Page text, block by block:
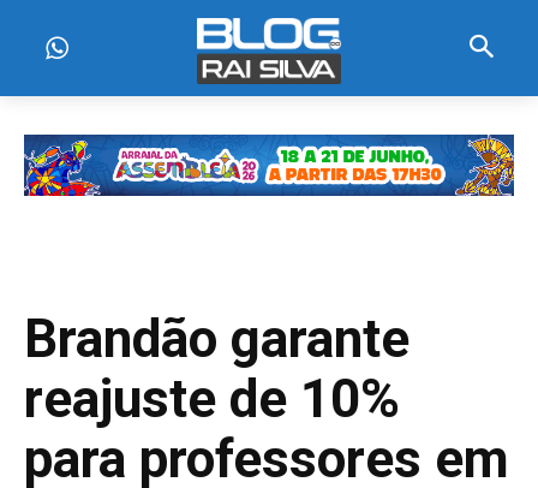
Brandão garante
reajuste de 10%
para professores em